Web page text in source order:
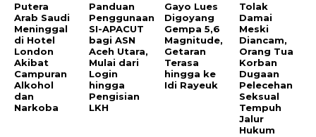
Putera
Arab Saudi
Meninggal
di Hotel
London
Akibat
Campuran
Alkohol
dan
Narkoba
Panduan
Penggunaan
SI-APACUT
bagi ASN
Aceh Utara,
Mulai dari
Login
hingga
Pengisian
LKH
Gayo Lues
Digoyang
Gempa 5,6
Magnitude,
Getaran
Terasa
hingga ke
Idi Rayeuk
Tolak
Damai
Meski
Diancam,
Orang Tua
Korban
Dugaan
Pelecehan
Seksual
Tempuh
Jalur
Hukum